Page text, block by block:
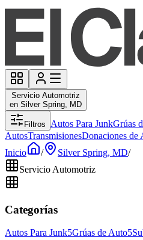
Servicio Automotriz
en Silver Spring, MD
Filtros Autos Para JunkGrúas
AutosTransmisionesDonaciones de
Inicio
/ Silver Spring, MD/
Servicio Automotriz
Categorías
Autos Para Junk5Grúas de Auto5